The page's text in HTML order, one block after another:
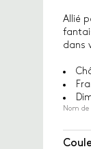
Allié
dans
Nom de